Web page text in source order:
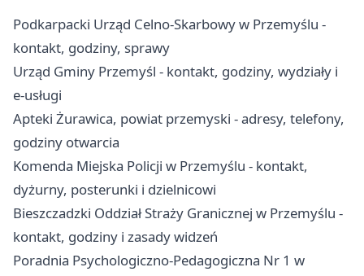
Podkarpacki Urząd Celno-Skarbowy w Przemyślu -
kontakt, godziny, sprawy
Urząd Gminy Przemyśl - kontakt, godziny, wydziały i
e-usługi
Apteki Żurawica, powiat przemyski - adresy, telefony,
godziny otwarcia
Komenda Miejska Policji w Przemyślu - kontakt,
dyżurny, posterunki i dzielnicowi
Bieszczadzki Oddział Straży Granicznej w Przemyślu -
kontakt, godziny i zasady widzeń
Poradnia Psychologiczno-Pedagogiczna Nr 1 w